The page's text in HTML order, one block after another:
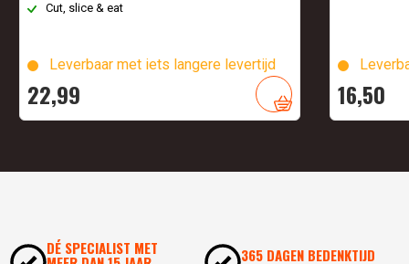
Cut, slice & eat
Leverbaar met iets langere levertijd
22,99 16,50
DÉ SPECIALIST MET 365 DAGEN BEDENKTIJD